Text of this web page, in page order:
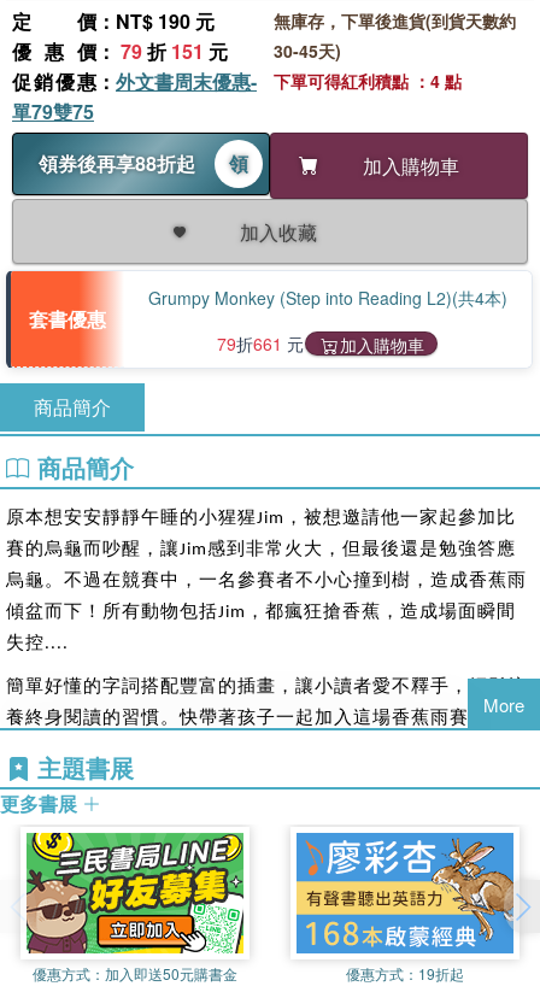
定價 ：NT$ 190 元
優惠價 ： 79折151 元
促銷優惠 ： 外文書周末優惠-
單79雙75
領券後再享88折起
領 加入購物車
加入收藏
無庫存，下單後進貨(到貨天數約
30-45天)
下單可得紅利積點 ：4 點
套書優惠
Grumpy Monkey (Step into Reading L2)(共4本)
79折661 元 加入購物車
商品簡介
商品簡介
原本想安安靜靜午睡的小猩猩Jim，被想邀請他一家起參加比
賽的烏龜而吵醒，讓Jim感到非常火大，但最後還是勉強答應
烏龜。不過在競賽中，一名參賽者不小心撞到樹，造成香蕉雨
傾盆而下！所有動物包括Jim，都瘋狂搶香蕉，造成場面瞬間
失控....
簡單好懂的字詞搭配豐富的插畫，讓小讀者愛不釋手，輕鬆培
養終身閱讀的習慣。快帶著孩子一起加入這場香蕉雨賽跑，笑
Funny monkey Jim Panzee, star of the #1 New York
Times bestselling series, is reluctant to join the race in
the jungle until banana after banana falls from above.
Jim Panzee ‘s plans for a quiet morning nap are interrupted by
Tortoise's plea to join him in the jungle race. This makes
Grumpy Monkey even grumpier but he reluctantly agrees.
Then one of the runners bumps into a tree and bananas come
More
主題書展
更多書展
優惠方式： 加入即送50元購書金 優惠方式： 19折起